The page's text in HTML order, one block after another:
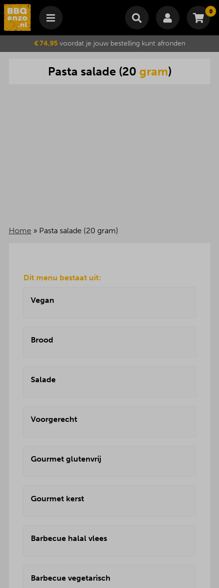
0
Winkelmand
Je winkelwagen is momenteel leeg.
Subtotaal €
Wijzig winkelmand Bestellen
€ 74,95voordat je jouw bestelling kunt afronden
Pasta salade(20 gram)
Home » Pasta salade (20 gram)
Dit menu bestaat uit:
Vegan
Brood
Salade
Voorgerecht
Gourmet glutenvrij
Gourmet kerst
Barbecue halal vlees
Barbecue vegetarisch